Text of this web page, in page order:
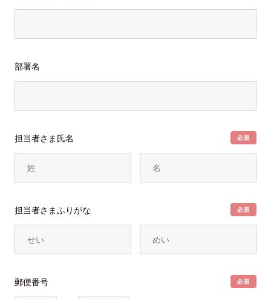
部署名
担当者さま氏名
担当者さまふりがな
郵便番号